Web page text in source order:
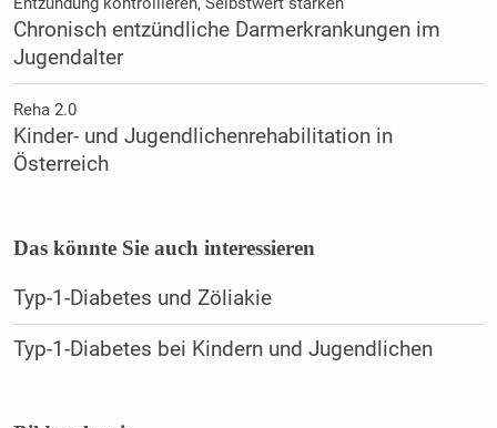
Chronisch entzündliche Darmerkrankungen im
Jugendalter
Reha 2.0
Kinder- und Jugendlichenrehabilitation in
Österreich
Das könnte Sie auch interessieren
Typ-1-Diabetes und Zöliakie
Typ-1-Diabetes bei Kindern und Jugendlichen